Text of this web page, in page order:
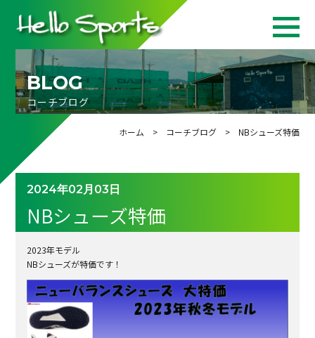
BLOG
コーチブログ
ホーム > コーチブログ> NBシューズ特価
2024年02月03日
NBシューズ特価
2023年モデル
NBシューズが特価です！